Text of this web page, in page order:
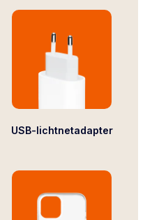
USB-lichtnetadapter